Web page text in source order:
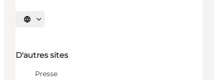
Choisissez la langue
D'autres sites
Presse